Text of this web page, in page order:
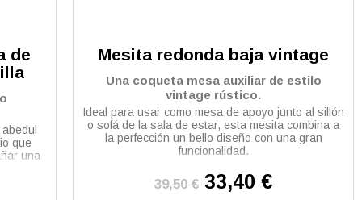
de
que
una
Mesita redonda baja vintage
Una coqueta mesa auxiliar de estilo
vintage rústico.
Ideal para usar como mesa de apoyo junto al sillón
o sofá de la sala de estar, esta mesita combina a
la perfección un bello diseño con una gran
funcionalidad.
39,50 € 33,40 €